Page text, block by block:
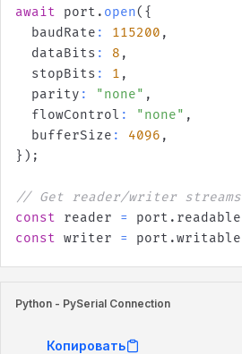
await port . open( {
  baudRate
: 115200 ,
  dataBits
: 8 ,
  stopBits
: 1 ,
  parity
: "none" ,
  flowControl
: "none" ,
  bufferSize
: 4096 ,
} ) ;
// Get reader/writer streams
const reader = port . readable
const writer = port .writable
Python - PySerial Connection
Копировать